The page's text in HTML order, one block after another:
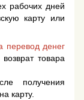
рабочих дней
карту или
перевод денег
товара
получения
карту.